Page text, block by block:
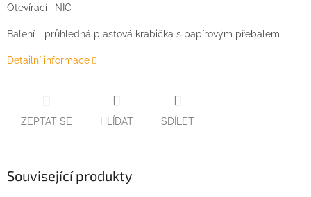
Otevírací : NIC
Balení - průhledná plastová krabička s papírovým přebalem
Detailní informace
ZEPTAT SE HLÍDAT SDÍLET
Související produkty